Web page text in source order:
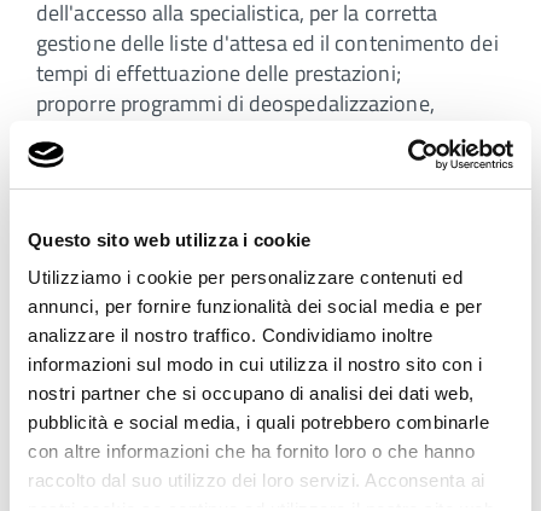
Questo sito web utilizza i cookie
Utilizziamo i cookie per personalizzare contenuti ed
annunci, per fornire funzionalità dei social media e per
analizzare il nostro traffico. Condividiamo inoltre
informazioni sul modo in cui utilizza il nostro sito con i
nostri partner che si occupano di analisi dei dati web,
pubblicità e social media, i quali potrebbero combinarle
con altre informazioni che ha fornito loro o che hanno
raccolto dal suo utilizzo dei loro servizi. Acconsenta ai
dell'accesso alla specialistica, per la corretta
gestione delle liste d'attesa ed il contenimento dei
tempi di effettuazione delle prestazioni;
proporre programmi di deospedalizzazione,
dimissioni protette, percorsi integrati con
l'assistenza primaria ed ospedaliera;
svolgere attività di promozione e sviluppo
definire le procedure ed individuare i componenti
della Commissione Tecnica Aziendale di cui
all’articolo 21, comma 4;
esprimere pareri in merito alle procedure di cui
all’articolo 30, comma 3 e all’articolo 31, comma 3.
Il Comitato svolge funzioni consultive a richiesta
del Direttore Generale dell’Azienda sede del
Comitato o di una delle Aziende ad esso afferenti.